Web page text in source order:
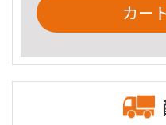
カー